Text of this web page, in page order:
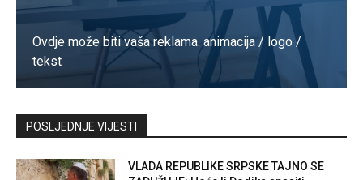
Ovdje može biti vaša reklama. animacija / logo /
tekst
Kontaktirajte nas
POSLJEDNJE VIJESTI
VLADA REPUBLIKE SRPSKE TAJNO SE